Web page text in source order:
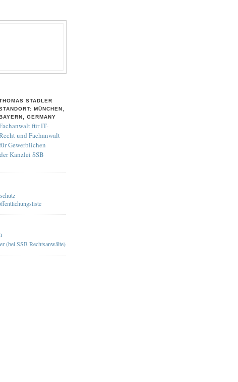
STADLER
MÜNCHEN,
GERMANY
für IT-
und Fachanwalt
Gewerblichen
Kanzlei SSB
(bei SSB Rechtsanwälte)